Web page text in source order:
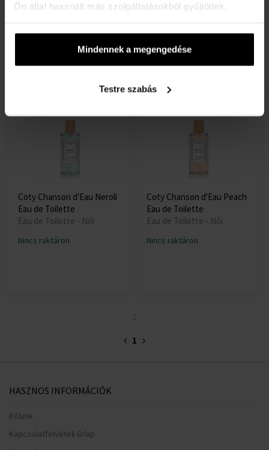
Ön által használt más szolgáltatásokból gyűjtöttek.
Mindennek a megengedése
Testre szabás
Coty Chanson D'Eau Lemon
Eau de Toilette - Női
Coty Chanson D'Eau
Eau de Toilette - Női
Nincs raktáron
Coty Chanson d'Eau Neroli
Eau de Toilette
Eau de Toilette - Női
Nincs raktáron
Coty Chanson d'Eau Peach
Eau de Toilette
Eau de Toilette - Női
Nincs raktáron
:
1
HASZNOS INFORMÁCIÓK
Rólunk
Kapcsolatfelvételi űrlap